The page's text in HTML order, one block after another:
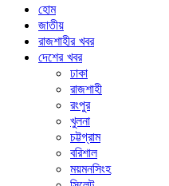
হোম
জাতীয়
রাজশাহীর খবর
দেশের খবর
ঢাকা
রাজশাহী
রংপুর
খুলনা
চট্টগ্রাম
বরিশাল
ময়মনসিংহ